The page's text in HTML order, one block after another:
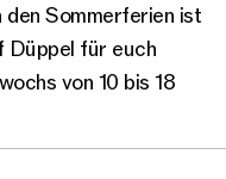
den Sommerferien ist
Düppel für euch
von 10 bis 18